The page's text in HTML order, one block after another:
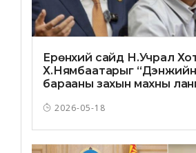
Ерөнхий сайд Н.Учрал
Х.Нямбаатарыг
барааны захын махны
2026-05-18